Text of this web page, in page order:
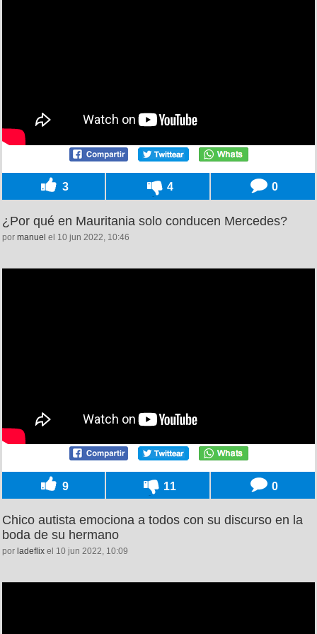
3 4 0
¿Por qué en Mauritania solo conducen Mercedes?
por manuel el 10 jun 2022, 10:46
9 11 0
Chico autista emociona a todos con su discurso en la
boda de su hermano
por ladeflix el 10 jun 2022, 10:09